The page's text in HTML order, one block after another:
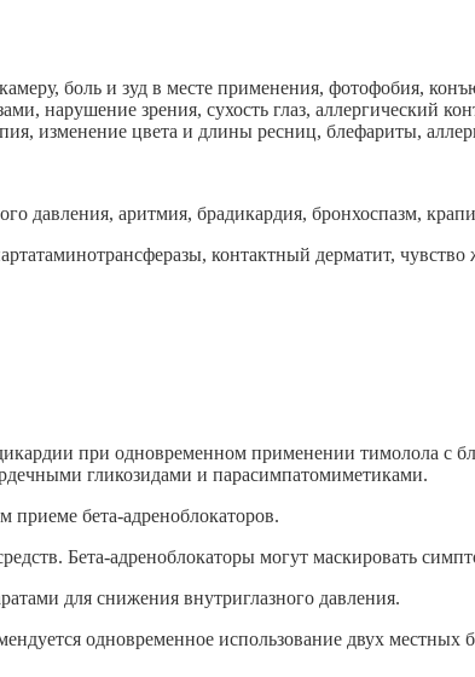
боль и зуд в месте применения, фотофобия,
нарушение зрения, сухость глаз, аллергический
изменение цвета и длины ресниц, блефариты,
давления, аритмия, брадикардия, бронхоспазм,
контактный дерматит,
при одновременном применении тимолола с
гликозидами и парасимпатомиметиками.
приеме бета-адреноблокаторов.
Бета-адреноблокаторы могут маскировать
для снижения внутриглазного давления.
одновременное использование двух местных